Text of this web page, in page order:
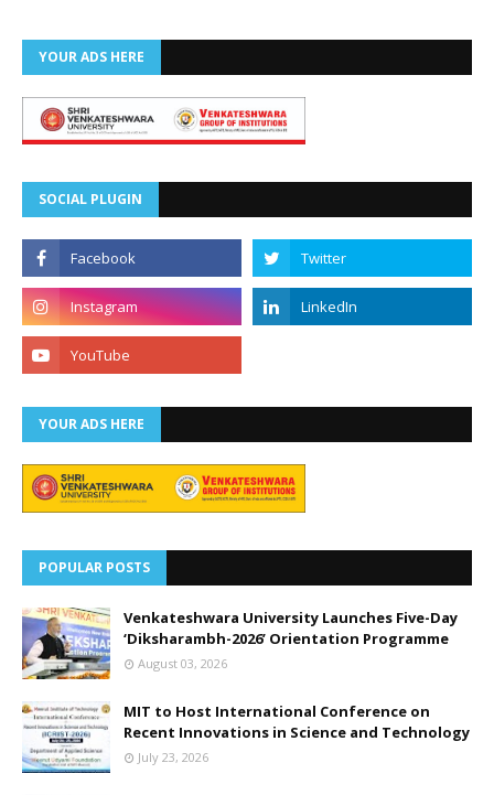
YOUR ADS HERE
SOCIAL PLUGIN
YOUR ADS HERE
POPULAR POSTS
Venkateshwara University Launches Five-Day
‘Diksharambh-2026’ Orientation Programme
August 03, 2026
MIT to Host International Conference on
Recent Innovations in Science and Technology
July 23, 2026